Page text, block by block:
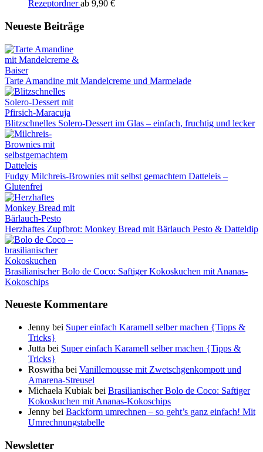
Rezeptordner ab 9,90 €
Neueste Beiträge
Tarte Amandine mit Mandelcreme und Marmelade
Blitzschnelles Solero-Dessert im Glas – einfach, fruchtig und lecker
Fudgy Milchreis-Brownies mit selbst gemachtem Datteleis –
Glutenfrei
Herzhaftes Zupfbrot: Monkey Bread mit Bärlauch Pesto & Datteldip
Brasilianischer Bolo de Coco: Saftiger Kokoskuchen mit Ananas-
Kokoschips
Neueste Kommentare
Jenny bei Super einfach Karamell selber machen {Tipps &
Tricks}
Jutta bei Super einfach Karamell selber machen {Tipps &
Tricks}
Roswitha bei Vanillemousse mit Zwetschgenkompott und
Amarena-Streusel
Michaela Kubiak bei Brasilianischer Bolo de Coco: Saftiger
Kokoskuchen mit Ananas-Kokoschips
Jenny bei Backform umrechnen – so geht’s ganz einfach! Mit
Umrechnungstabelle
Newsletter